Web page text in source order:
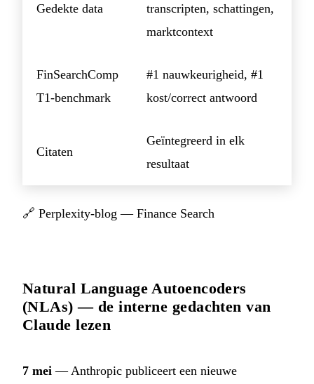
Gedekte data
transcripten, schattingen,
marktcontext
FinSearchComp
T1-benchmark
#1 nauwkeurigheid, #1
kost/correct antwoord
Citaten
Geïntegreerd in elk
resultaat
🔗 Perplexity-blog — Finance Search
Natural Language Autoencoders
(NLAs) — de interne gedachten van
Claude lezen
7 mei — Anthropic publiceert een nieuwe